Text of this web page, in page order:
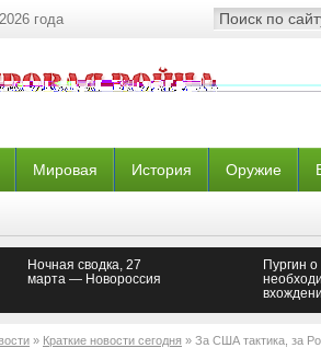
года
Мировая История Оружие
Ночная сводка, 27
марта — Новороссия
Пургин о
» Краткие новости сегодня » За США тактика, за